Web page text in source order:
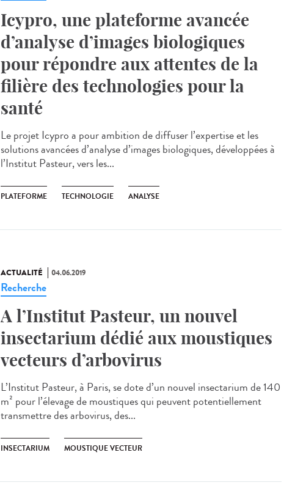
Icypro, une plateforme avancée
d’analyse d’images biologiques
pour répondre aux attentes de la
filière des technologies pour la
santé
Le projet Icypro a pour ambition de diffuser l’expertise et les
solutions avancées d’analyse d’images biologiques, développées à
l’Institut Pasteur, vers les...
PLATEFORME TECHNOLOGIE ANALYSE
ACTUALITÉ 04.06.2019
Recherche
A l’Institut Pasteur, un nouvel
insectarium dédié aux moustiques
vecteurs d’arbovirus
L’Institut Pasteur, à Paris, se dote d’un nouvel insectarium de 140
m² pour l’élevage de moustiques qui peuvent potentiellement
transmettre des arbovirus, des...
INSECTARIUM MOUSTIQUE VECTEUR